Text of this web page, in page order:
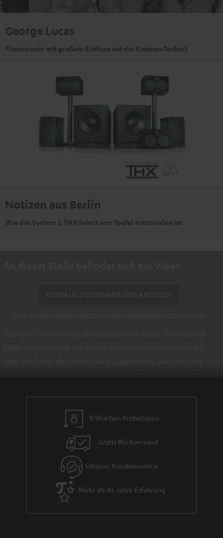
George Lucas
Filmvisionär mit großem Einfluss auf die Kinoton-Technik
Notizen aus Berlin
Wie das System 6 THX Select von Teufel entstanden ist
8 Wochen Probehören
Gratis Rückversand
Inhouse Kundenservice
Mehr als 45 Jahre Erfahrung